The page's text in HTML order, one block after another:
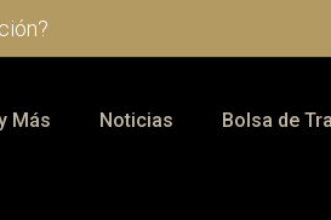
Más Noticias Bolsa de